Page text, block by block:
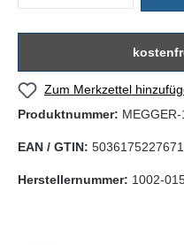
Zum Merkzettel
Produktnummer:
EAN / GTIN: 5036175227671
Herstellernummer: 1002-